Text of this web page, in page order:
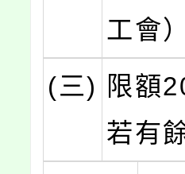
工會
(三) 限額
若有